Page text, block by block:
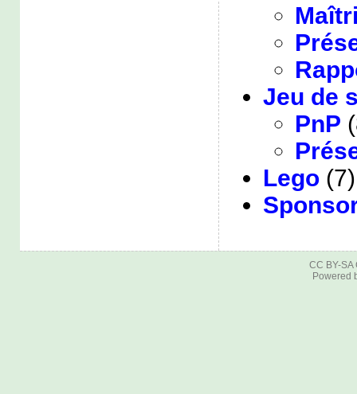
Jeu de
PnP
Lego(7)
CC BY-SA
Powered